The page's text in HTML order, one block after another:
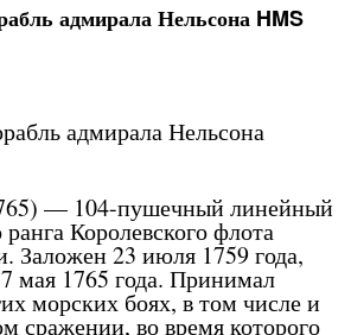
адмирала Нельсона HMS
адмирала Нельсона
— 104-пушечный линейный
ранга Королевского флота
Заложен 23 июля 1759 года,
мая 1765 года. Принимал
морских боях, в том числе и
сражении, во время которого